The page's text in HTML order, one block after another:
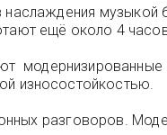
музыкой
ещё около 4
износостойкостью.
разговоров.